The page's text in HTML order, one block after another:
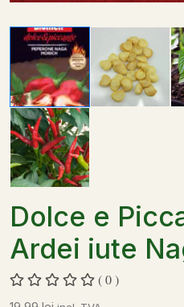
Dolce e
Ardei iute
( 0 )